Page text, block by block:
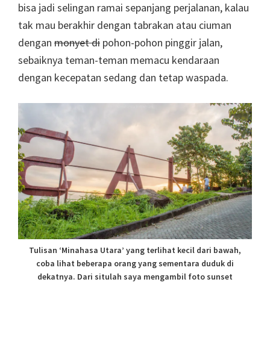
bisa jadi selingan ramai sepanjang perjalanan, kalau
tak mau berakhir dengan tabrakan atau ciuman
dengan monyet di pohon-pohon pinggir jalan,
sebaiknya teman-teman memacu kendaraan
dengan kecepatan sedang dan tetap waspada.
Tulisan ‘Minahasa Utara’ yang terlihat kecil dari bawah,
coba lihat beberapa orang yang sementara duduk di
dekatnya. Dari situlah saya mengambil foto sunset